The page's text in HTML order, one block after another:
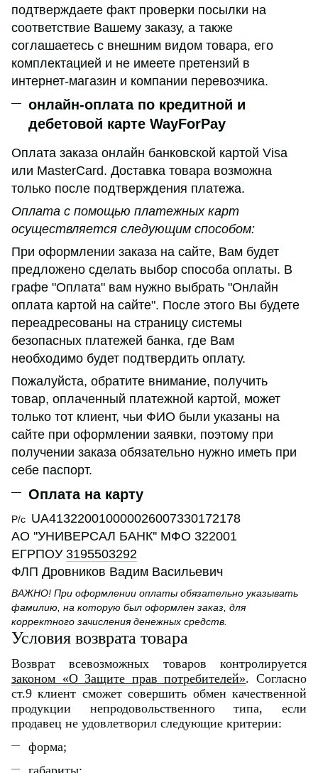
подтверждаете факт проверки посылки на
соответствие Вашему заказу, а также
соглашаетесь с внешним видом товара, его
комплектацией и не имеете претензий в
интернет-магазин и компании перевозчика.
онлайн-оплата по кредитной и
дебетовой карте WayForPay
Оплата заказа онлайн банковской картой Visa
или MasterCard. Доставка товара возможна
только после подтверждения платежа.
Оплата с помощью платежных карт
осуществляется следующим способом:
При оформлении заказа на сайте, Вам будет
предложено сделать выбор способа оплаты. В
графе "Оплата" вам нужно выбрать "Онлайн
оплата картой на сайте". После этого Вы будете
переадресованы на страницу системы
безопасных платежей банка, где Вам
необходимо будет подтвердить оплату.
Пожалуйста, обратите внимание, получить
товар, оплаченный платежной картой, может
только тот клиент, чьи ФИО были указаны на
сайте при оформлении заявки, поэтому при
получении заказа обязательно нужно иметь при
себе паспорт.
Оплата на карту
Р/с UA413220010000026007330172178
АО ''УНИВЕРСАЛ БАНК'' МФО 322001
ЕГРПОУ 3195503292
ФЛП Дровников Вадим Васильевич
ВАЖНО! При оформлении оплаты обязательно указывать
фамилию, на которую был оформлен заказ, для
корректного зачисления денежных средств.
Условия возврата товара
Возврат всевозможных товаров контролируется
законом «О Защите прав потребителей». Согласно
ст.9 клиент сможет совершить обмен качественной
продукции непродовольственного типа, если
продавец не удовлетворил следующие критерии:
форма;